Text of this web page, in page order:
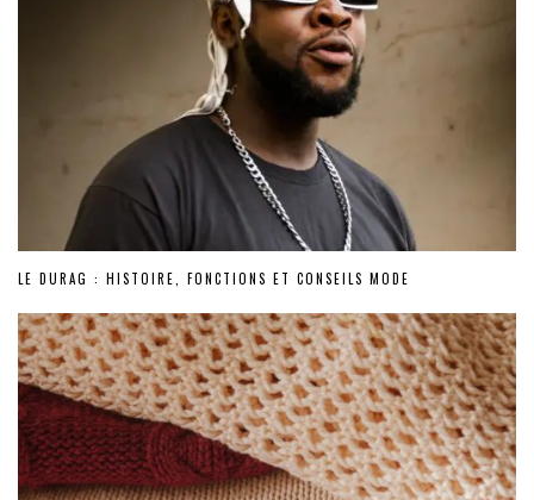
LE DURAG : HISTOIRE, FONCTIONS ET CONSEILS MODE